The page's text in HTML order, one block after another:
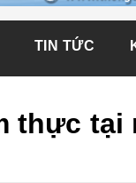
TIN TỨC
thực tại